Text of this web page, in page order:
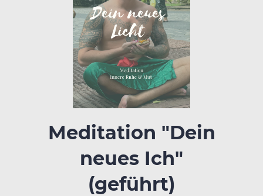
Meditation "Dein
neues Ich"
(geführt)